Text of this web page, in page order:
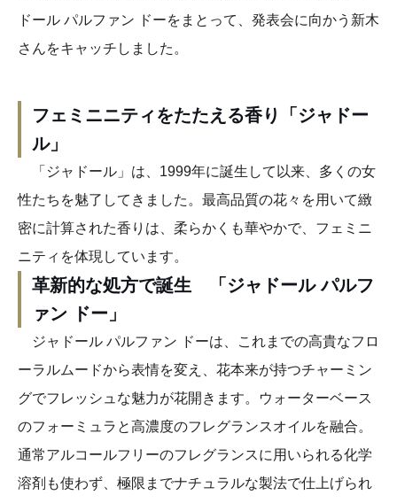
ドール パルファン ドーをまとって、発表会に向かう新木
さんをキャッチしました。
フェミニニティをたたえる香り「ジャドー
ル」
「ジャドール」は、1999年に誕生して以来、多くの女
性たちを魅了してきました。最高品質の花々を用いて緻
密に計算された香りは、柔らかくも華やかで、フェミニ
ニティを体現しています。
革新的な処方で誕生 「ジャドール パルフ
ァン ドー」
ジャドール パルファン ドーは、これまでの高貴なフロ
ーラルムードから表情を変え、花本来が持つチャーミン
グでフレッシュな魅力が花開きます。ウォーターベース
のフォーミュラと高濃度のフレグランスオイルを融合。
通常アルコールフリーのフレグランスに用いられる化学
溶剤も使わず、極限までナチュラルな製法で仕上げられ